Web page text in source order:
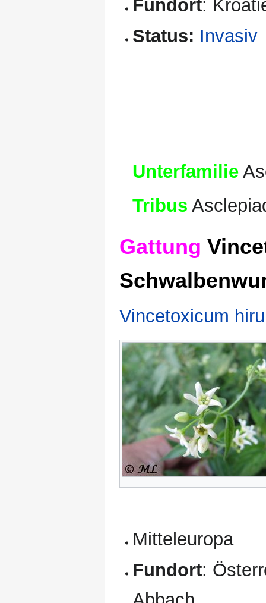
Fundort:
Status: Invasiv
Unterfamilie
Tribus
Gattung
Vincetoxicum
Mitteleuropa
Fundort: